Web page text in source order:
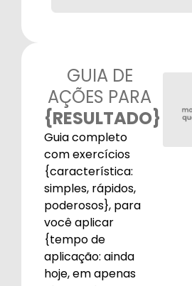
GUIA DE
AÇÕES PARA
{RESULTADO}
Guia completo
com exercícios
{característica:
simples, rápidos,
poderosos}, para
você aplicar
{tempo de
aplicação: ainda
hoje, em apenas